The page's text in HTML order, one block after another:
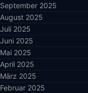
September 2025
August 2025
Juli 2025
Juni 2025
Mai 2025
April 2025
März 2025
Februar 2025